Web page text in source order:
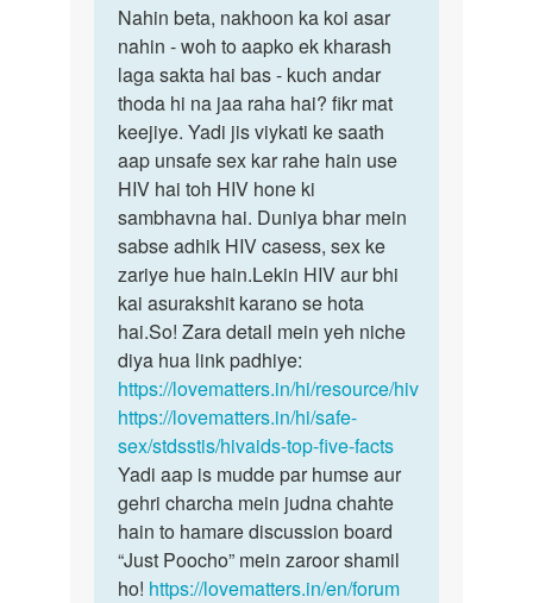
to
Sir
kise
hiv
pesant
ke
nakun…
by
Rajesh
Nahin
beta,
nakhoon
ka
koi…
Nahin beta, nakhoon ka koi asar
nahin - woh to aapko ek kharash
laga sakta hai bas - kuch andar
thoda hi na jaa raha hai? fikr mat
keejiye. Yadi jis viykati ke saath
aap unsafe sex kar rahe hain use
HIV hai toh HIV hone ki
sambhavna hai. Duniya bhar mein
sabse adhik HIV casess, sex ke
zariye hue hain.Lekin HIV aur bhi
kai asurakshit karano se hota
hai.So! Zara detail mein yeh niche
diya hua link padhiye:
https://lovematters.in/hi/resource/hiv
https://lovematters.in/hi/safe-
sex/stdsstis/hivaids-top-five-facts
Yadi aap is mudde par humse aur
gehri charcha mein judna chahte
hain to hamare discussion board
“Just Poocho” mein zaroor shamil
ho! https://lovematters.in/en/forum